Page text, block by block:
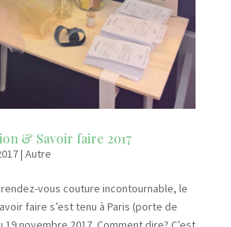
& Savoir faire 2017
| Autre
rendez-vous couture incontournable, le
faire s’est tenu à Paris (porte de